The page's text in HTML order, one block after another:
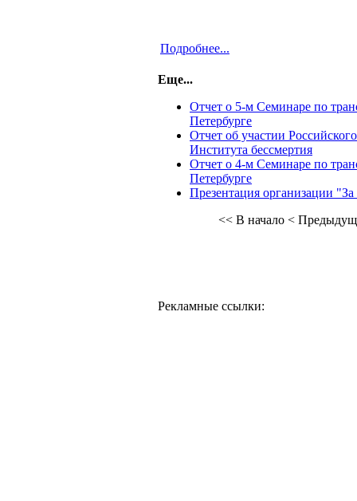
Подробнее...
Еще...
Отчет о 5-м Семинаре по
Петербурге
Отчет об участии
Института бессмертия
Отчет о 4-м Семинаре по
Петербурге
Презентация организации
<< В начало <
Рекламные ссылки: